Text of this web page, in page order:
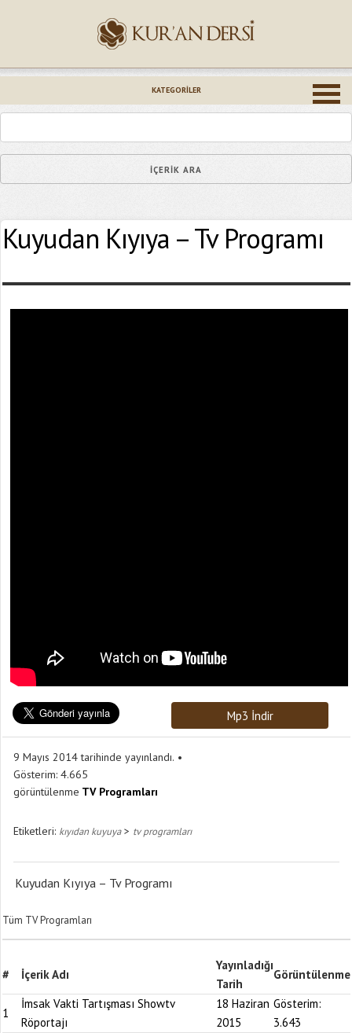
KATEGORILER
Kuyudan Kıyıya – Tv Programı
Mp3 İndir
9 Mayıs 2014 tarihinde yayınlandı.
Gösterim: 4.665
görüntülenme TV Programları
Etiketleri: kıyıdan kuyuya> tv programları
Kuyudan Kıyıya – Tv Programı
Tüm TV Programları
# İçerik Adı
Yayınladığı
Tarih
Görüntülenme
1
İmsak Vakti Tartışması Showtv
Röportajı
18 Haziran
2015
Gösterim:
3.643
Epostanız (*)
Yaşadığınız Hatanın Ayrıntıları